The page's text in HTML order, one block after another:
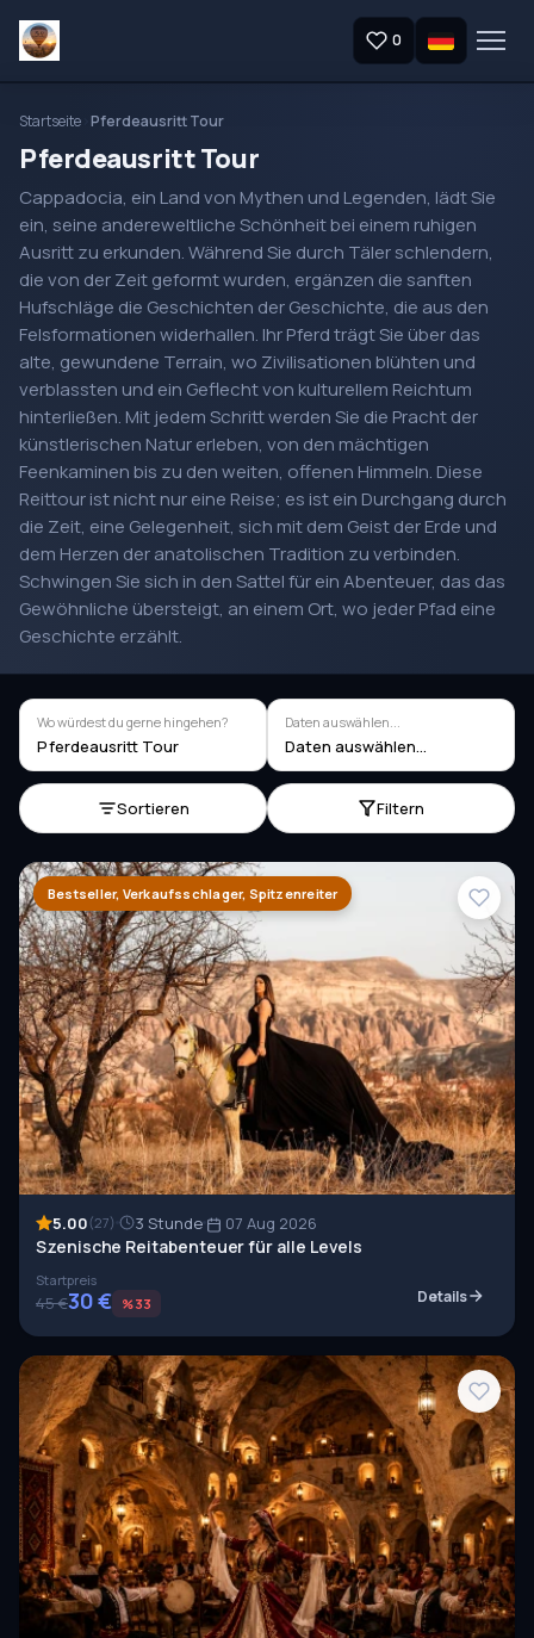
0
Startseite Pferdeausritt Tour
Pferdeausritt Tour
Cappadocia, ein Land von Mythen und Legenden, lädt Sie
ein, seine andereweltliche Schönheit bei einem ruhigen
Ausritt zu erkunden. Während Sie durch Täler schlendern,
die von der Zeit geformt wurden, ergänzen die sanften
Hufschläge die Geschichten der Geschichte, die aus den
Felsformationen widerhallen. Ihr Pferd trägt Sie über das
alte, gewundene Terrain, wo Zivilisationen blühten und
verblassten und ein Geflecht von kulturellem Reichtum
hinterließen. Mit jedem Schritt werden Sie die Pracht der
künstlerischen Natur erleben, von den mächtigen
Feenkaminen bis zu den weiten, offenen Himmeln. Diese
Reittour ist nicht nur eine Reise; es ist ein Durchgang durch
die Zeit, eine Gelegenheit, sich mit dem Geist der Erde und
dem Herzen der anatolischen Tradition zu verbinden.
Schwingen Sie sich in den Sattel für ein Abenteuer, das das
Gewöhnliche übersteigt, an einem Ort, wo jeder Pfad eine
Geschichte erzählt.
Wo würdest du gerne hingehen?
Pferdeausritt Tour
Daten auswählen...
Daten auswählen...
Sortieren Filtern
Bestseller, Verkaufsschlager, Spitzenreiter
5.00(27) 3 Stunde 07 Aug 2026
Szenische Reitabenteuer für alle Levels
Startpreis
45 €30 € %33 Details